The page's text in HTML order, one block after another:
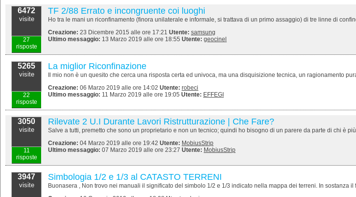
6472
visite
27
risposte
TF 2/88 Errato e incongruente coi luoghi
Ho tra le mani un riconfinamento (finora unilaterale e informale, si trattava di un primo assaggio) di tre linne di
Creazione: 23 Dicembre 2015 alle ore 17:21 Utente: samsung
Ultimo messaggio: 13 Marzo 2019 alle ore 18:55 Utente: geocinel
5265
visite
22
risposte
La miglior Riconfinazione
Il mio non è un quesito che cerca una risposta certa ed univoca, ma una disquisizione tecnica, un ragionamento
Creazione: 06 Marzo 2019 alle ore 14:02 Utente: robeci
Ultimo messaggio: 11 Marzo 2019 alle ore 19:05 Utente: EFFEGI
3050
visite
11
risposte
Rilevate 2 U.I Durante Lavori Ristrutturazione | Che Fare?
Salve a tutti, premetto che sono un proprietario e non un tecnico; quindi ho bisogno di un parere da parte di chi è
Creazione: 04 Marzo 2019 alle ore 19:42 Utente: MobiusStrip
Ultimo messaggio: 07 Marzo 2019 alle ore 23:27 Utente: MobiusStrip
3947
visite
Simbologia 1/2 e 1/3 al CATASTO TERRENI
Buonasera , Non trovo nei manuali il significato del simbolo 1/2 e 1/3 indicato nella mappa dei terreni. In